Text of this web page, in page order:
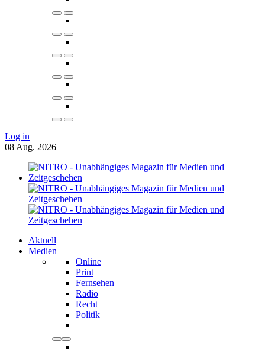
Log in
08 Aug. 2026
Aktuell
Medien
Online
Print
Fernsehen
Radio
Recht
Politik